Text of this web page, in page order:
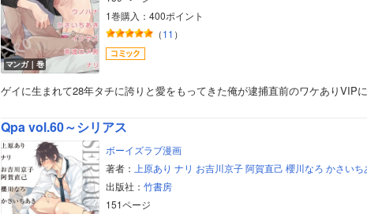
マンガ｜巻
1巻購入：400ポイント
（11 ）
ゲイに生まれて28年タチに誇りと愛をもってきた俺が逮捕直前のワケありVIP
Qpa vol.60～シリアス
ボーイズラブ漫画
著者： 上原あり ナリ お吉川京子 阿賀直己 櫻川なろ かさいち
出版社： 竹書房
151ページ